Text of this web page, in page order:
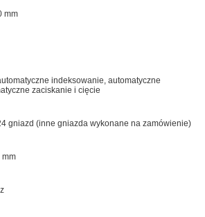
mm
indeksowanie, automatyczne
zaciskanie i cięcie
gniazd (inne gniazda wykonane na zamówienie)
mm